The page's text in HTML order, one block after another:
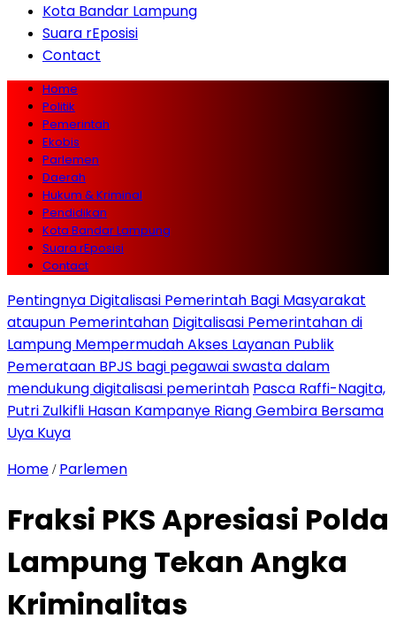
Kota Bandar Lampung
Suara rEposisi
Contact
Home
Politik
Pemerintah
Ekobis
Parlemen
Daerah
Hukum & Kriminal
Pendidikan
Kota Bandar Lampung
Suara rEposisi
Contact
Pentingnya Digitalisasi Pemerintah Bagi Masyarakat
ataupun Pemerintahan Digitalisasi Pemerintahan di
Lampung Mempermudah Akses Layanan Publik
Pemerataan BPJS bagi pegawai swasta dalam
mendukung digitalisasi pemerintah Pasca Raffi-Nagita,
Putri Zulkifli Hasan Kampanye Riang Gembira Bersama
Uya Kuya
Home / Parlemen
Fraksi PKS Apresiasi Polda
Lampung Tekan Angka
Kriminalitas